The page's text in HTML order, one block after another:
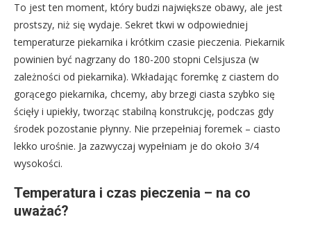
To jest ten moment, który budzi największe obawy, ale jest
prostszy, niż się wydaje. Sekret tkwi w odpowiedniej
temperaturze piekarnika i krótkim czasie pieczenia. Piekarnik
powinien być nagrzany do 180-200 stopni Celsjusza (w
zależności od piekarnika). Wkładając foremkę z ciastem do
gorącego piekarnika, chcemy, aby brzegi ciasta szybko się
ścięły i upiekły, tworząc stabilną konstrukcję, podczas gdy
środek pozostanie płynny. Nie przepełniaj foremek – ciasto
lekko urośnie. Ja zazwyczaj wypełniam je do około 3/4
wysokości.
Temperatura i czas pieczenia – na co
uważać?